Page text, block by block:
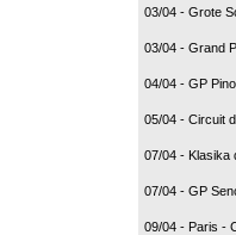
03/04 - Grote
03/04 - Grand
04/04 - GP
05/04 - Circuit
07/04 - Klasika
07/04 - GP
09/04 - Paris -